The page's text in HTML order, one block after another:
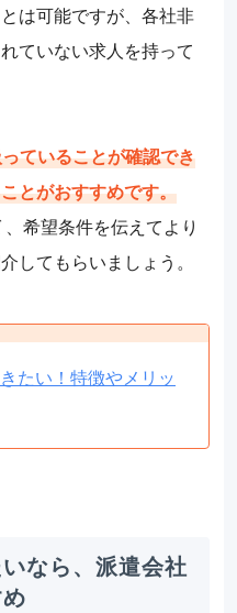
は可能ですが、各社非
ていない求人を持って
ていることが確認でき
とがおすすめです。
希望条件を伝えてより
してもらいましょう。
たい！特徴やメリッ
なら、派遣会社